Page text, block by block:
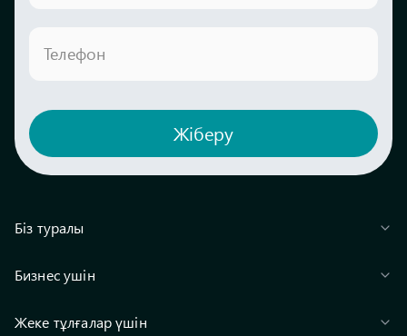
Телефон
Жіберу
Біз туралы
Бизнес ушін
Жеке тұлғалар үшін